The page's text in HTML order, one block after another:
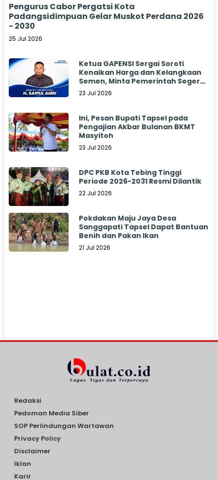
Pengurus Cabor Pergatsi Kota
Padangsidimpuan Gelar Muskot Perdana 2026
- 2030
25 Jul 2026
Ketua GAPENSI Sergai Soroti
Kenaikan Harga dan Kelangkaan
Semen, Minta Pemerintah Segera
Bertindak
23 Jul 2026
Ini, Pesan Bupati Tapsel pada
Pengajian Akbar Bulanan BKMT
Masyitoh
23 Jul 2026
DPC PKB Kota Tebing Tinggi
Periode 2026-2031 Resmi Dilantik
22 Jul 2026
Pokdakan Maju Jaya Desa
Sanggapati Tapsel Dapat Bantuan
Benih dan Pakan Ikan
21 Jul 2026
Redaksi
Pedoman Media Siber
SOP Perlindungan Wartawan
Privacy Policy
Disclaimer
Iklan
Karir